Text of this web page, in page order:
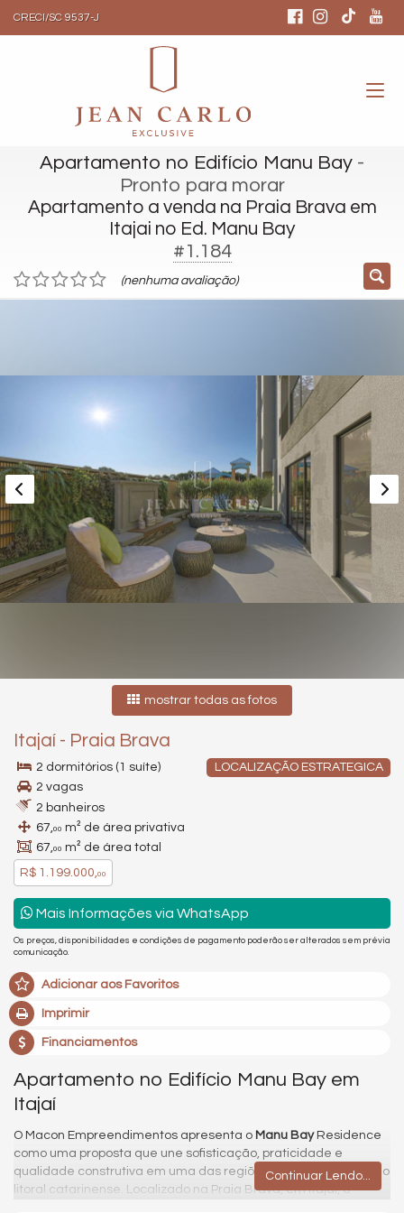
CRECI/SC 9537-J
Apartamento no Edifício Manu Bay -
Pronto para morar
Apartamento a venda na Praia Brava em
Itajai no Ed. Manu Bay
#1.184
(nenhuma avaliação)
mostrar todas as fotos
Itajaí - Praia Brava
LOCALIZAÇÃO ESTRATEGICA
2 dormitórios (1 suíte)
2 vagas
2 banheiros
67,00 m² de área privativa
67,00 m² de área total
R$ 1.199.000,00
Mais Informações via WhatsApp
Os preços, disponibilidades e condições de pagamento poderão ser alterados sem prévia
comunicação.
Adicionar aos Favoritos
Imprimir
Financiamentos
Apartamento no Edifício Manu Bay em
Itajaí
O Macon Empreendimentos apresenta o Manu BayResidence
como uma proposta que une sofisticação, praticidade e
qualidade construtiva em uma das regiões mais valorizadas do
litoral catarinense. Localizado na Praia Brava, em Itajaí, o
Continuar Lendo...